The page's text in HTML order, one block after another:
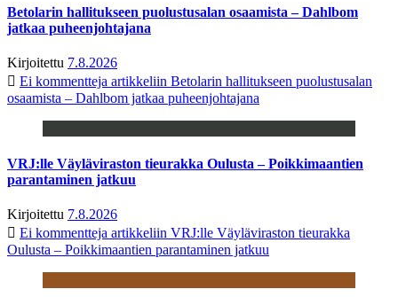
Betolarin hallitukseen puolustusalan osaamista – Dahlbom
jatkaa puheenjohtajana
Kirjoitettu 7.8.2026
Ei kommentteja artikkeliin Betolarin hallitukseen puolustusalan
osaamista – Dahlbom jatkaa puheenjohtajana
VRJ:lle Väyläviraston tieurakka Oulusta – Poikkimaantien
parantaminen jatkuu
Kirjoitettu 7.8.2026
Ei kommentteja artikkeliin VRJ:lle Väyläviraston tieurakka
Oulusta – Poikkimaantien parantaminen jatkuu